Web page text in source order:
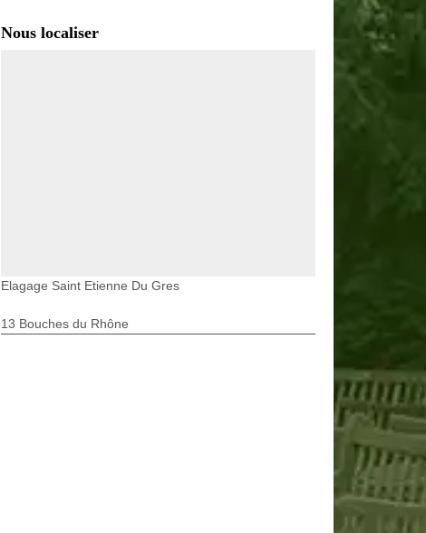
Nous localiser
Elagage Saint Etienne Du Gres
13 Bouches du Rhône